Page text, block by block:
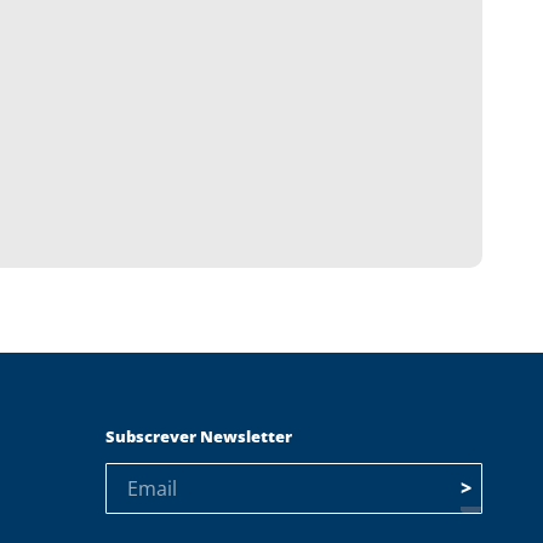
Subscrever Newsletter
>